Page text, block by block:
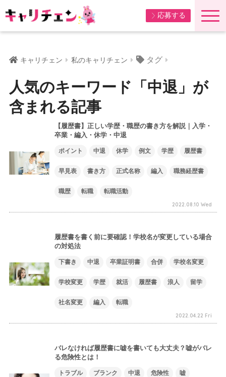
応募する
キャリチェン 私のキャリチェン タグ
人気のキーワード「中退」が
含まれる記事
【履歴書】正しい学歴・職歴の書き方を解説｜入学・
卒業・編入・休学・中退
ポイント 中退 休学 例文 学歴 履歴書
早見表 書き方 正式名称 編入 職務経歴書
職歴 転職 転職活動
2022.08.10 Wed
履歴書を書く前に要確認！学校名が変更している場合
の対処法
下書き 中退 卒業証明書 合併 学校名変更
学校変更 学歴 就活 履歴書 浪人 留学
社名変更 編入 転職
2022.04.22 Fri
バレなければ履歴書に嘘を書いても大丈夫？嘘がバレ
る危険性とは！
トラブル ブランク 中退 危険性 嘘